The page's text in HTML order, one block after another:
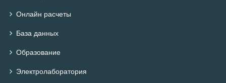
Онлайн расчеты
База данных
Образование
Электролаборатория